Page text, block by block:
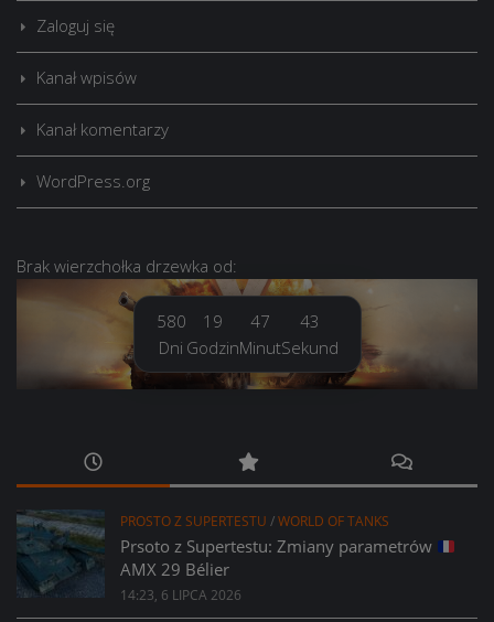
Zaloguj się
Kanał wpisów
Kanał komentarzy
WordPress.org
Brak wierzchołka drzewka od:
580
Dni
19
Godzin
47
Minut
43
Sekund
PROSTO Z SUPERTESTU /WORLD OF TANKS
Prsoto z Supertestu: Zmiany parametrów
AMX 29 Bélier
14:23, 6 LIPCA 2026